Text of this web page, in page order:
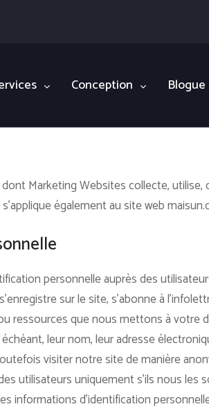
Conception Blogue
Marketing Websites collecte,
également au site web
personnelle auprès des
sur le site, s’abonne à
ressources que nous mettons à votre
leur nom, leur adresse
visiter notre site de manière
utilisateurs uniquement s’ils nous
informations d’identification